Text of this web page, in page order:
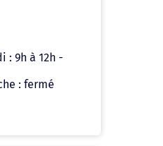
: 9h à 12h -
: fermé